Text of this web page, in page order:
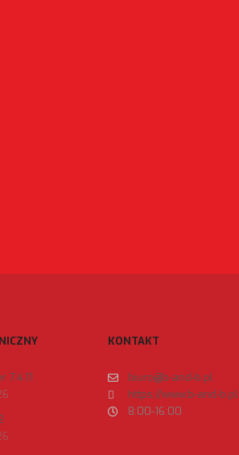
7.4.11
KONTAKT
biuro@b-and-b.pl
https://www.b-and-b.pl
8:00-16:00